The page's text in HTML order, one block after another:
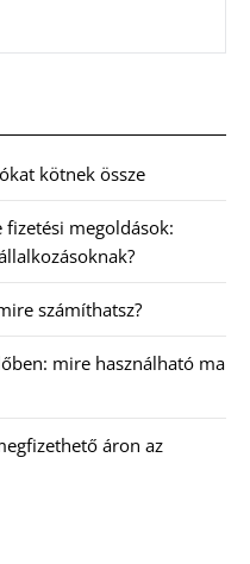
kötnek össze
megoldások:
számíthatsz?
mire használható ma
áron az